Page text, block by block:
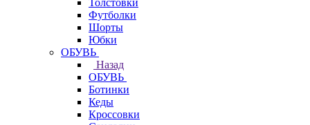
Толстовки
Футболки
Шорты
Юбки
ОБУВЬ
Назад
ОБУВЬ
Ботинки
Кеды
Кроссовки